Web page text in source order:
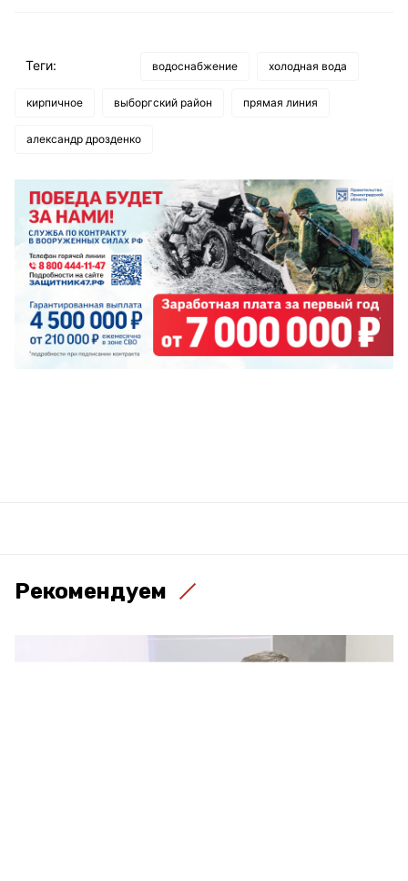
Теги: водоснабжение холодная вода
кирпичное выборгский район прямая линия
александр дрозденко
Рекомендуем